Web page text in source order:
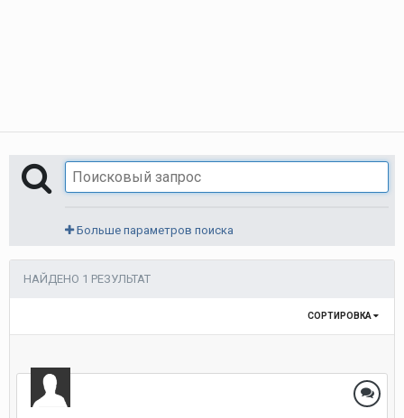
Больше параметров поиска
НАЙДЕНО 1 РЕЗУЛЬТАТ
СОРТИРОВКА